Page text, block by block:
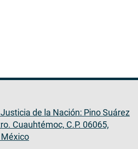
de la Nación: Pino Suárez
Cuauhtémoc, C.P. 06065,